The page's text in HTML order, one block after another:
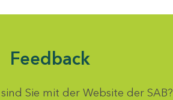
Feedback
Sie mit der Website der SAB?